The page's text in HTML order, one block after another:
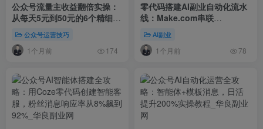
公众号流量主收益翻倍实操：
从每天5元到50元的6个精细化
技巧公众号运营技巧
1个月前 174
零代码搭建AI副业自动化流水
线：Make.com串联
DeepSeek与公众号，每日运
维15分钟月入过万
AI副业
1个月前 78